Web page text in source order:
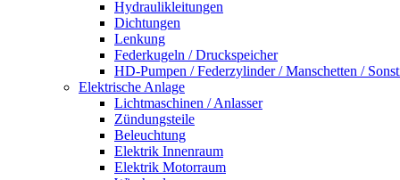
Hydraulikleitungen
Dichtungen
Lenkung
Federkugeln / Druckspeicher
HD-Pumpen / Federzylinder / Manschetten /
Elektrische Anlage
Lichtmaschinen / Anlasser
Zündungsteile
Beleuchtung
Elektrik Innenraum
Elektrik Motorraum